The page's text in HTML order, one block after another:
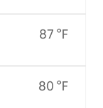
87 °F
80 °F